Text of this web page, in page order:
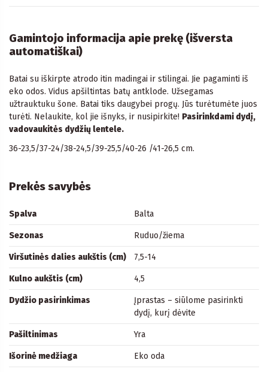
Gamintojo informacija apie prekę (išversta
automatiškai)
Batai su iškirpte atrodo itin madingai ir stilingai. Jie pagaminti iš
eko odos. Vidus apšiltintas batų antklode. Užsegamas
užtrauktuku šone. Batai tiks daugybei progų. Jūs turėtumėte juos
turėti. Nelaukite, kol jie išnyks, ir nusipirkite! Pasirinkdami dydį,
vadovaukitės dydžių lentele.
36-23,5/37-24/38-24,5/39-25,5/40-26 /41-26,5 cm.
Prekės savybės
Spalva Balta
Sezonas Ruduo/žiema
Viršutinės dalies aukštis (cm) 7,5-14
Kulno aukštis (cm) 4,5
Dydžio pasirinkimas
Įprastas – siūlome pasirinkti
dydį, kurį dėvite
Pašiltinimas Yra
Išorinė medžiaga Eko oda